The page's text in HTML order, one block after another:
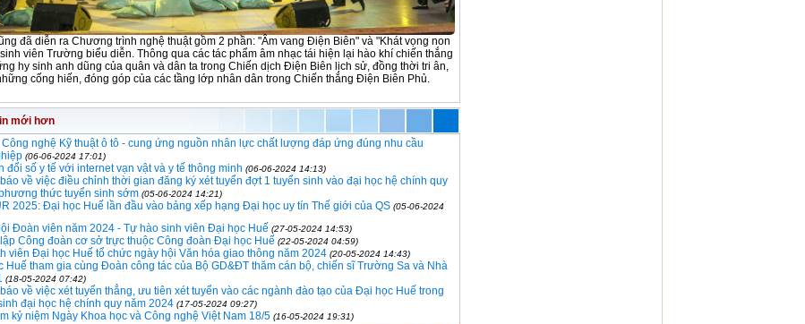
đã diễn ra Chương trình nghệ thuật gồm 2 phần: "Âm vang Điện Biên" và "Khát vọng non
viên Trường biểu diễn. Thông qua các tác phẩm âm nhạc tái hiện lại hào khí chiến thắng
hy sinh anh dũng của quân và dân ta trong Chiến dịch Điện Biên lịch sử, đồng thời tri ân,
cống hiến, đóng góp của các tầng lớp nhân dân trong Chiến thắng Điện Biên Phủ.
mới hơn
Công nghệ Kỹ thuật ô tô - cung ứng nguồn nhân lực chất lượng đáp ứng đúng nhu cầu
(06-06-2024 17:01)
đổi số y tế với internet vạn vật và y tế thông minh (06-06-2024 14:13)
về việc điều chỉnh thời gian đăng ký xét tuyển đợt 1 tuyển sinh vào đại học hệ chính quy
thức tuyển sinh sớm (05-06-2024 14:21)
2025: Đại học Huế lần đầu vào bảng xếp hạng Đại học uy tín Thế giới của QS (05-06-2024
Đoàn viên năm 2024 - Tự hào sinh viên Đại học Huế (27-05-2024 14:53)
Công đoàn cơ sở trực thuộc Công đoàn Đại học Huế (22-05-2024 04:59)
viên Đại học Huế tổ chức ngày hội Văn hóa giao thông năm 2024 (20-05-2024 14:43)
Huế tham gia cùng Đoàn công tác của Bộ GD&ĐT thăm cán bộ, chiến sĩ Trường Sa và Nhà
(18-05-2024 07:42)
về việc xét tuyển thẳng, ưu tiên xét tuyển vào các ngành đào tạo của Đại học Huế trong
đại học hệ chính quy năm 2024 (17-05-2024 09:27)
kỷ niệm Ngày Khoa học và Công nghệ Việt Nam 18/5 (16-05-2024 19:31)